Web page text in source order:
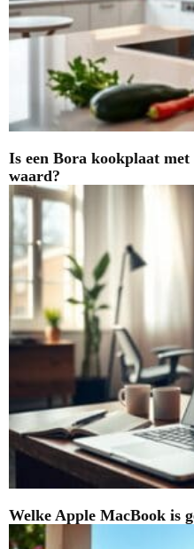
Is een Bora kookplaat
waard?
Welke Apple MacBook is